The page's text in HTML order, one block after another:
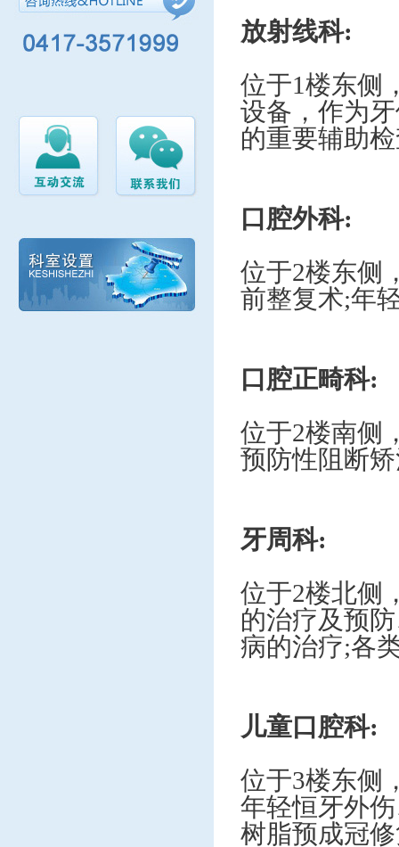
放射线科:
位于1楼东侧
设备，作为
的重要辅助
口腔外科:
位于2楼东侧
前整复术;年
口腔正畸科:
位于2楼南侧
预防性阻断
牙周科:
位于2楼北侧
的治疗及预
病的治疗;各
儿童口腔科:
位于3楼东侧
年轻恒牙外
树脂预成冠